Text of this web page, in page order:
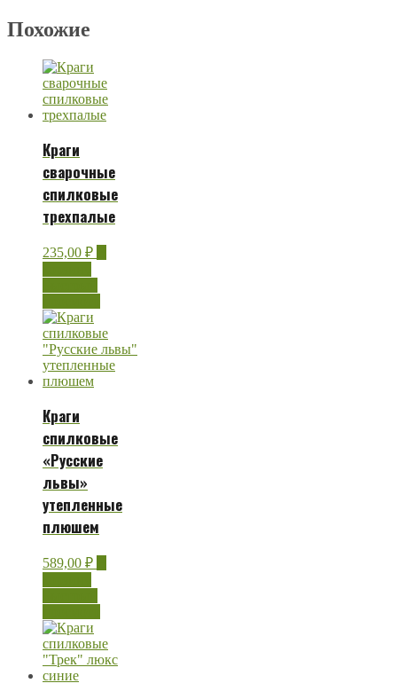
Похожие
Краги
сварочные
спилковые
трехпалые
235,00 ₽
Краги
спилковые
«Русские
львы»
утепленные
плюшем
589,00 ₽